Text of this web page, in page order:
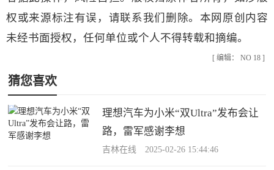
权或来源标注有误，请联系我们删除。本网原创内容
未经书面授权，任何单位或个人不得转载和摘编。
[ 编辑： NO 18 ]
猜您喜欢
理想汽车为小米“双Ultra”发布会让
路，雷军感谢李想
吉林在线 2025-02-26 15:44:46